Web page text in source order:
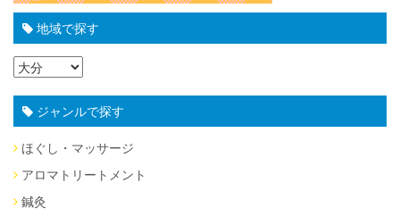
地域で探す
ジャンルで探す
ほぐし・マッサージ
アロマトリートメント
鍼灸